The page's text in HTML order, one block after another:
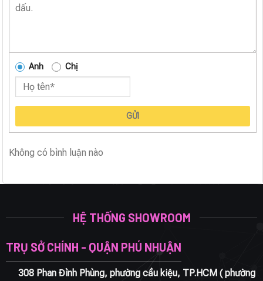
Anh Chị
GỬI
Không có bình luận nào
HỆ THỐNG SHOWROOM
TRỤ SỞ CHÍNH - QUẬN PHÚ NHUẬN
308 Phan Đình Phùng, phường cầu kiệu, TP.HCM ( phường